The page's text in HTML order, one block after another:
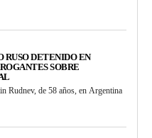
RUSO DETENIDO EN
SOBRE
Rudnev, de 58 años, en Argentina